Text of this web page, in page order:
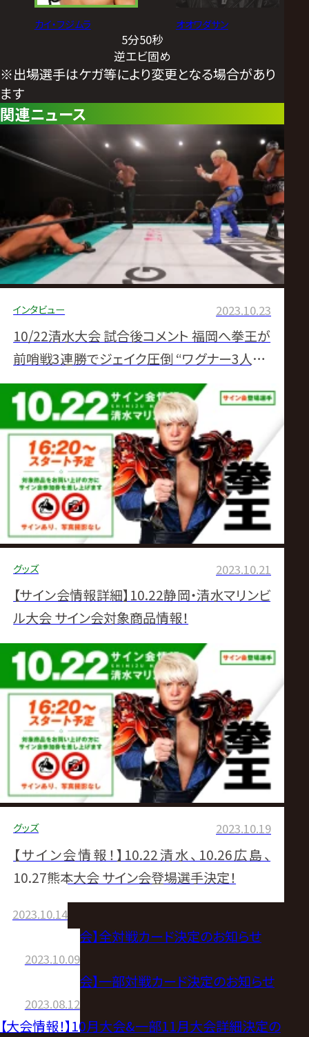
カイ・フジムラ オオワダサン
5分50秒
逆エビ固め
※出場選手はケガ等により変更となる場合があり
ます
関連ニュース
インタビュー 2023.10.23
10/22清水大会 試合後コメント 福岡へ拳王が
前哨戦3連勝でジェイク圧倒 “ワグナー3人”と
締めて清水大歓声
グッズ 2023.10.21
【サイン会情報詳細】10.22静岡・清水マリンビ
ル大会 サイン会対象商品情報！
グッズ 2023.10.19
【サイン会情報！】10.22清水、10.26広島、
10.27熊本大会 サイン会登場選手決定！
2023.10.14
【10.22清水大会】全対戦カード決定のお知らせ
2023.10.09
【10.22清水大会】一部対戦カード決定のお知らせ
2023.08.12
【大会情報！】10月大会&一部11月大会詳細決定の